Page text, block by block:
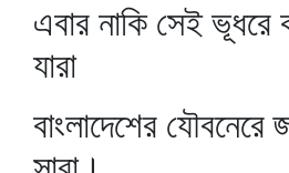
এবার নাকি সেই ভূধরে
যারা
বাংলাদেশের যৌবনেরে